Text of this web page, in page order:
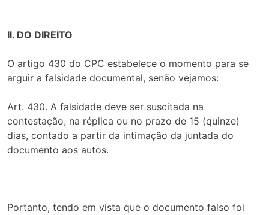
II. DO DIREITO
O artigo 430 do CPC estabelece o momento para se
arguir a falsidade documental, senão vejamos:
Art. 430. A falsidade deve ser suscitada na
contestação, na réplica ou no prazo de 15 (quinze)
dias, contado a partir da intimação da juntada do
documento aos autos.
Portanto, tendo em vista que o documento falso foi